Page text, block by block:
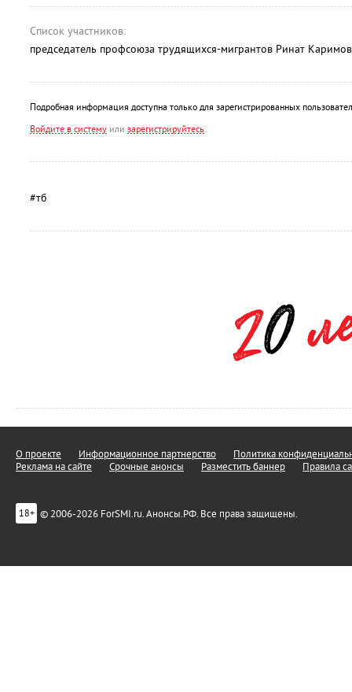
Список участников:
председатель профсоюза трудящихся-мигрантов Ринат Каримов
Подробная информация доступна только для зарегистрированных
Войдите в систему или зарегистрируйтесь
#тб
О проекте Информационное партнерство
Политика
Реклама на сайте
Срочные анонсы Разместить баннер Правила
18+ © 2006-2026 ForSMI.ru. Анонсы.РФ. Все права защищены.